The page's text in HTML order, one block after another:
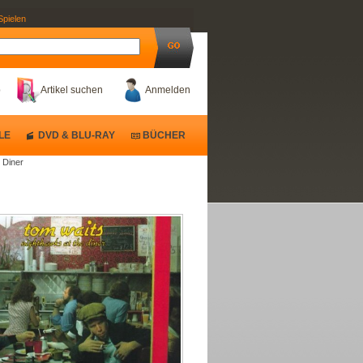
Anmelden
Artikel suchen
Diner
DVD & BLU-RAY BÜCHER